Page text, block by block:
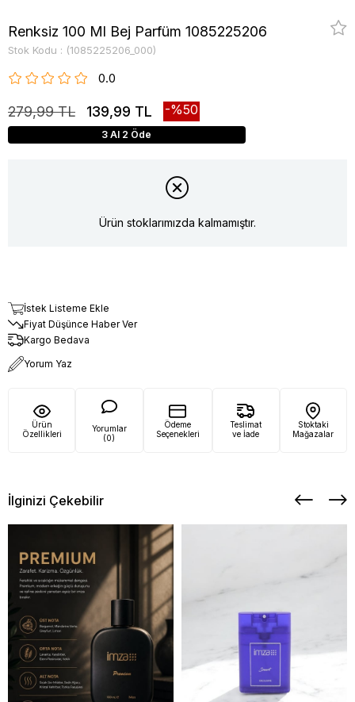
Renksiz 100 Ml Bej Parfüm 1085225206
Stok Kodu (1085225206_000)
0.0
279,99 TL 139,99 TL 50
3 Al 2 Öde
Ürün stoklarımızda kalmamıştır.
İstek Listeme Ekle
Fiyat Düşünce Haber Ver
Kargo Bedava
Yorum Yaz
Ürün
Özellikleri
Yorumlar
(0)
Ödeme
Seçenekleri
Teslimat
ve İade
Stoktaki
Mağazalar
İlginizi Çekebilir